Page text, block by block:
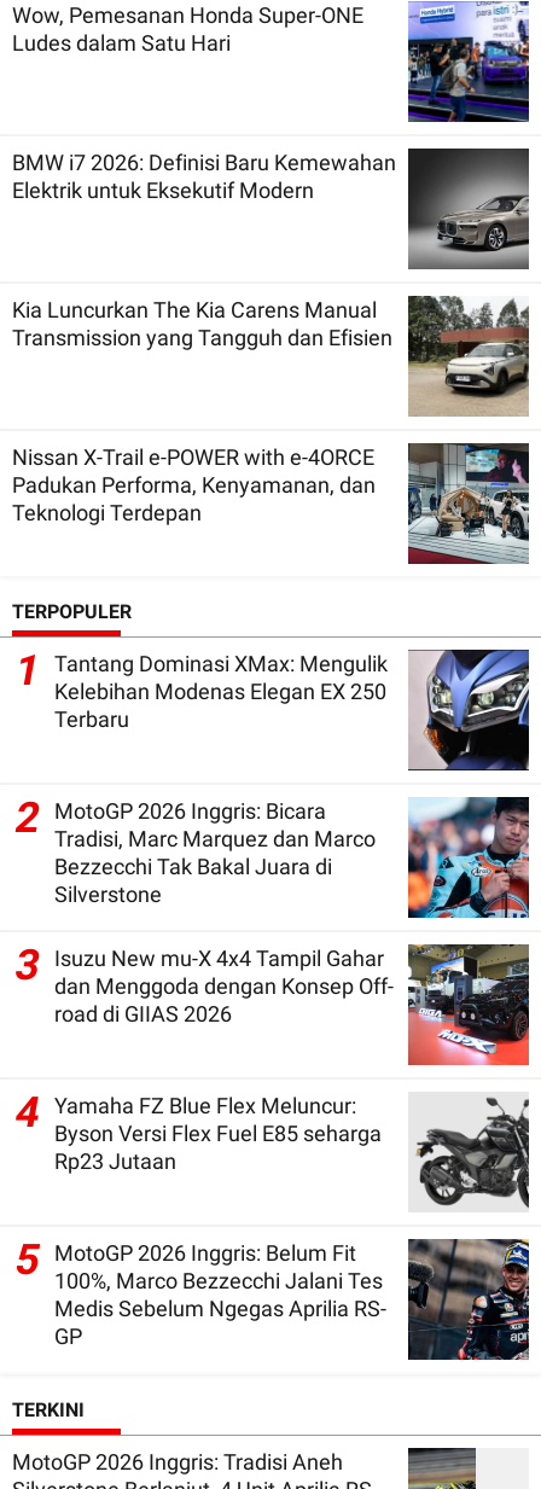
Wow, Pemesanan Honda Super-ONE
Ludes dalam Satu Hari
BMW i7 2026: Definisi Baru Kemewahan
Elektrik untuk Eksekutif Modern
Kia Luncurkan The Kia Carens Manual
Transmission yang Tangguh dan Efisien
Nissan X-Trail e-POWER with e-4ORCE
Padukan Performa, Kenyamanan, dan
Teknologi Terdepan
TERPOPULER
1
Tantang Dominasi XMax: Mengulik
Kelebihan Modenas Elegan EX 250
Terbaru
2
MotoGP 2026 Inggris: Bicara
Tradisi, Marc Marquez dan Marco
Bezzecchi Tak Bakal Juara di
Silverstone
3
Isuzu New mu-X 4x4 Tampil Gahar
dan Menggoda dengan Konsep Off-
road di GIIAS 2026
4
Yamaha FZ Blue Flex Meluncur:
Byson Versi Flex Fuel E85 seharga
Rp23 Jutaan
5 MotoGP 2026 Inggris: Belum Fit
100%, Marco Bezzecchi Jalani Tes
Medis Sebelum Ngegas Aprilia RS-
GP
TERKINI
MotoGP 2026 Inggris: Tradisi Aneh